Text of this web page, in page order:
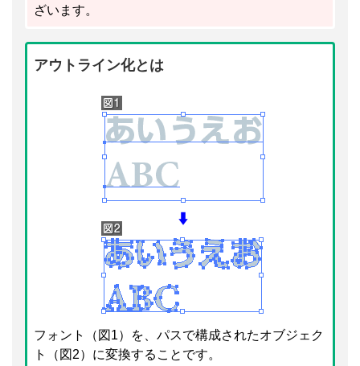
ざいます。
アウトライン化とは
フォント（図1）を、パスで構成されたオブジェク
ト（図2）に変換することです。